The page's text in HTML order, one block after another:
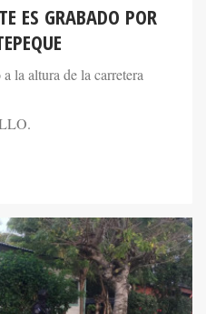
ES GRABADO POR
la altura de la carretera